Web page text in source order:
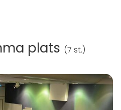
plats (7 st.)